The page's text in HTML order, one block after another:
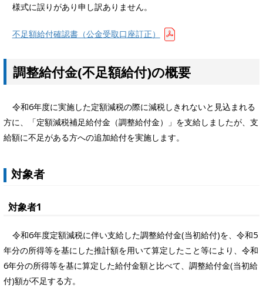
様式に誤りがあり申し訳ありません。
不足額給付確認書（公金受取口座訂正）
調整給付金(不足額給付)の概要
令和6年度に実施した定額減税の際に減税しきれないと見込まれる
方に、「定額減税補足給付金（調整給付金）」を支給しましたが、支
給額に不足がある方への追加給付を実施します。
対象者
対象者1
令和6年度定額減税に伴い支給した調整給付金(当初給付)を、令和5
年分の所得等を基にした推計額を用いて算定したこと等により、令和
6年分の所得等を基に算定した給付金額と比べて、調整給付金(当初給
付)額が不足する方。